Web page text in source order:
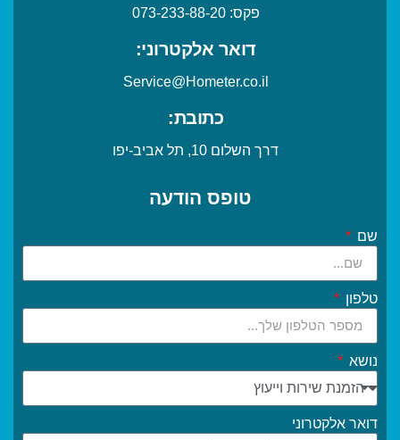
פקס:073-233-88-20
דואר אלקטרוני:
Service@Hometer.co.il
כתובת:
דרך השלום 10, תל אביב-יפו
טופס הודעה
שם
טלפון
נושא
דואר אלקטרוני